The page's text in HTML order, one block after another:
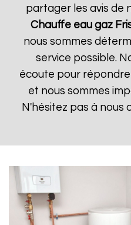
partager les avis de
Chauffe eau gaz
nous sommes
service possible.
écoute pour
et nous sommes
N'hésitez pas à